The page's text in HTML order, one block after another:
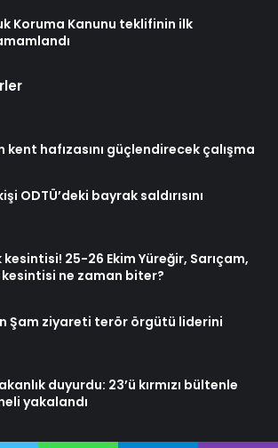
Koruma Kanunu teklifinin ilk
kent hafızasını güçlendirecek çalışma
ODTÜ’deki bayrak saldırısını
25-26 Ekim Yüreğir, Sarıçam,
ne zaman biter?
Şam ziyareti terör örgütü liderini
duyurdu: 23’ü kırmızı bültenle
yakalandı